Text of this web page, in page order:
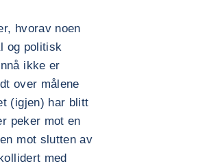
hvorav noen
og politisk
ikke er
over målene
(igjen) har blitt
peker mot en
mot slutten av
med